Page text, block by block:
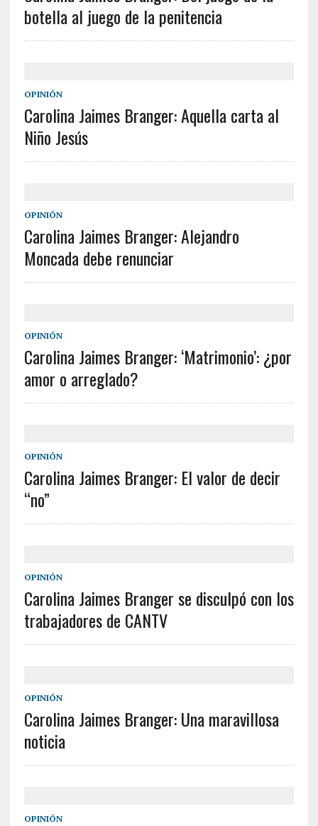
botella al juego de la penitencia
OPINIÓN
Carolina Jaimes Branger: Aquella carta al
Niño Jesús
OPINIÓN
Carolina Jaimes Branger: Alejandro
Moncada debe renunciar
OPINIÓN
Carolina Jaimes Branger: ‘Matrimonio’: ¿por
amor o arreglado?
OPINIÓN
Carolina Jaimes Branger: El valor de decir
“no”
OPINIÓN
Carolina Jaimes Branger se disculpó con los
trabajadores de CANTV
OPINIÓN
Carolina Jaimes Branger: Una maravillosa
noticia
OPINIÓN